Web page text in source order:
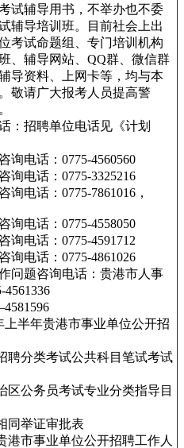
试辅导用书，不举办也不委
辅导培训班。目前社会上出
考试命题组、专门培训机构
、辅导网站、QQ群、微信群
导资料、上网卡等，均与本
敬请广大报考人员提高警
：招聘单位电话见《计划
电话：0775-4560560
电话：0775-3325216
电话：0775-7861016，
电话：0775-4558050
电话：0775-4591712
电话：0775-4861026
问题咨询电话：贵港市人事
4561336
半年贵港市事业单位公开招
聘分类考试公共科目笔试考试
公务员考试专业分类指导目
同举证审批表
港市事业单位公开招聘工作人